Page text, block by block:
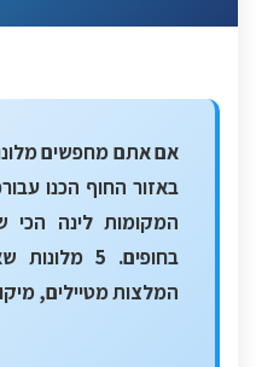
אם אתם מחפשים
באזור החוף הכנו
המקומות לינה הכי
בחופים. 5
המלצות מטיילים,